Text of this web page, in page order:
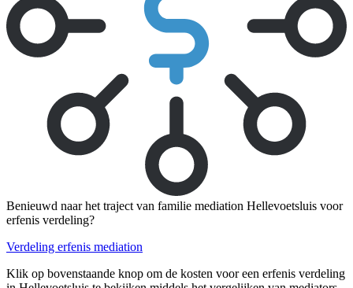
Benieuwd naar het traject van familie mediation Hellevoetsluis voor
erfenis verdeling?
Verdeling erfenis mediation
Klik op bovenstaande knop om de kosten voor een erfenis verdeling